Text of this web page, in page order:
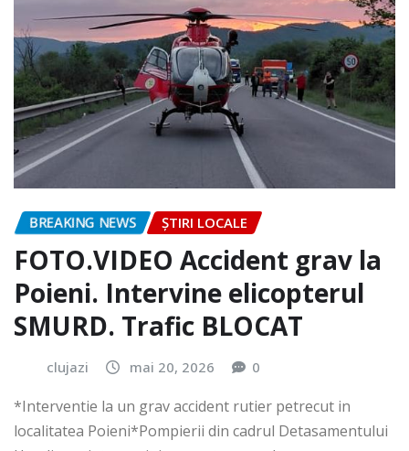
BREAKING NEWS ȘTIRI LOCALE
FOTO.VIDEO Accident grav la
Poieni. Intervine elicopterul
SMURD. Trafic BLOCAT
clujazi mai 20, 2026 0
*Interventie la un grav accident rutier petrecut in
localitatea Poieni*Pompierii din cadrul Detasamentului